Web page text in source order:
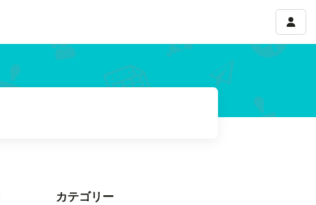
アカ
ナビゲーションメニュー
カテゴリー